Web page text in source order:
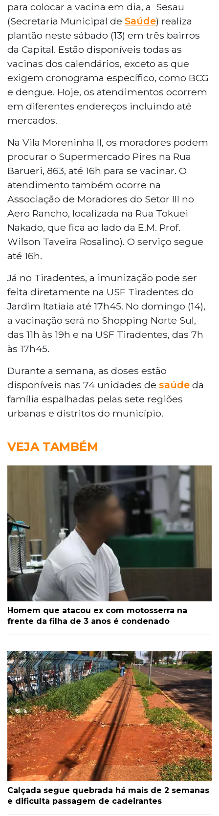
para colocar a vacina em dia, a Sesau
(Secretaria Municipal de Saúde) realiza
plantão neste sábado (13) em três bairros
da Capital. Estão disponíveis todas as
vacinas dos calendários, exceto as que
exigem cronograma específico, como BCG
e dengue. Hoje, os atendimentos ocorrem
em diferentes endereços incluindo até
mercados.
Na Vila Moreninha II, os moradores podem
procurar o Supermercado Pires na Rua
Barueri, 863, até 16h para se vacinar. O
atendimento também ocorre na
Associação de Moradores do Setor III no
Aero Rancho, localizada na Rua Tokuei
Nakado, que fica ao lado da E.M. Prof.
Wilson Taveira Rosalino). O serviço segue
até 16h.
Já no Tiradentes, a imunização pode ser
feita diretamente na USF Tiradentes do
Jardim Itatiaia até 17h45. No domingo (14),
a vacinação será no Shopping Norte Sul,
das 11h às 19h e na USF Tiradentes, das 7h
às 17h45.
Durante a semana, as doses estão
disponíveis nas 74 unidades de saúde da
família espalhadas pelas sete regiões
urbanas e distritos do município.
VEJA TAMBÉM
Homem que atacou ex com motosserra na
frente da filha de 3 anos é condenado
Calçada segue quebrada há mais de 2 semanas
e dificulta passagem de cadeirantes